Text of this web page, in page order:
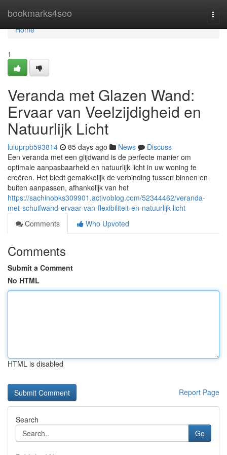
bookmarks4seo
Home
Home
1
Veranda met Glazen Wand:
Ervaar van Veelzijdigheid en
Natuurlijk Licht
luluprpb593814 85 days ago News
Discuss
Een veranda met een glijdwand is de perfecte manier om
optimale aanpasbaarheid en natuurlijk licht in uw woning te
creëren. Het biedt gemakkelijk de verbinding tussen binnen en
buiten aanpassen, afhankelijk van het
https://sachinobks309901.activoblog.com/52344462/veranda-
met-schuifwand-ervaar-van-flexibiliteit-en-natuurlijk-licht
Comments
Who Upvoted
Comments
Submit a Comment
No HTML
HTML is disabled
Report Page
Search
Go